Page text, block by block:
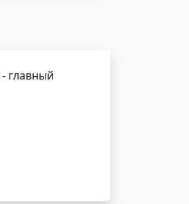
главный